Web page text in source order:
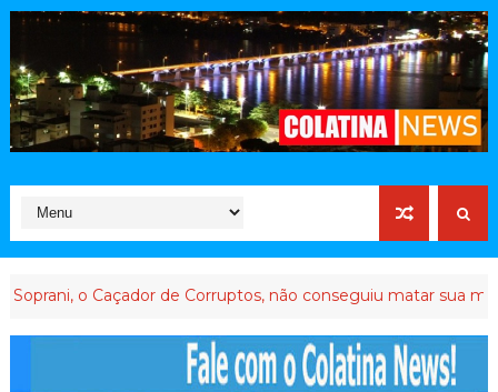
Caçador de Corruptos, não conseguiu matar sua memória